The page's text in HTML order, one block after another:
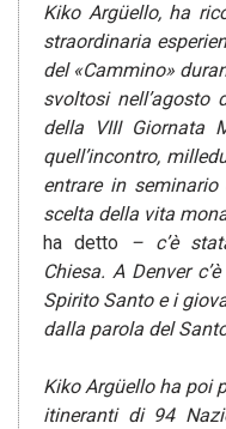
Kiko Argüello, ha
straordinaria
del «Cammino»
svoltosi nell’agosto
della VIII Giornata
quell’incontro,
entrare in
scelta della vita
ha detto
– c’è
Chiesa. A Denver
Spirito Santo e i
dalla parola del
Kiko Argüello ha poi
itineranti di 94